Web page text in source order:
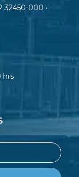
32450-000 •
hrs